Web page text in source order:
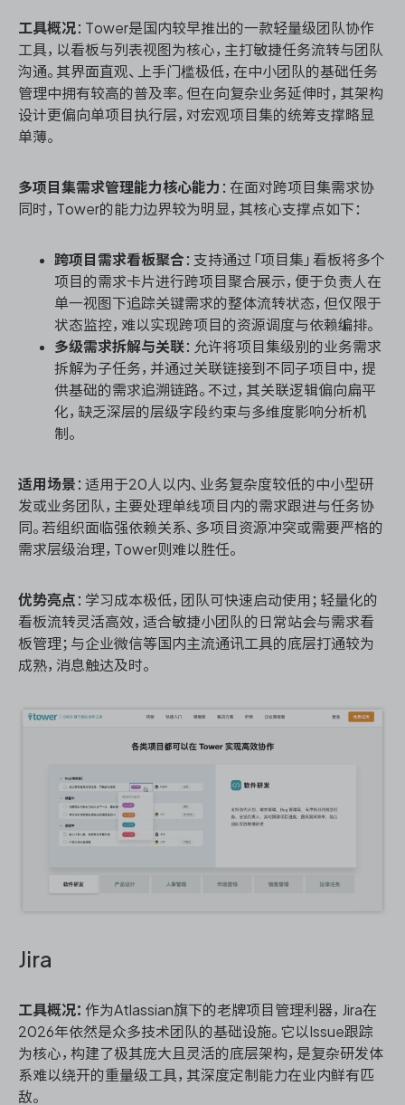
工具概况：Tower是国内较早推出的一款轻量级团队协作
工具，以看板与列表视图为核心，主打敏捷任务流转与团队
沟通。其界面直观、上手门槛极低，在中小团队的基础任务
管理中拥有较高的普及率。但在向复杂业务延伸时，其架构
设计更偏向单项目执行层，对宏观项目集的统筹支撑略显
单薄。
多项目集需求管理能力核心能力 ：在面对跨项目集需求协
同时，Tower的能力边界较为明显，其核心支撑点如下：
跨项目需求看板聚合 ：支持通过「项目集」看板将多个
项目的需求卡片进行跨项目聚合展示，便于负责人在
单一视图下追踪关键需求的整体流转状态，但仅限于
状态监控，难以实现跨项目的资源调度与依赖编排。
多级需求拆解与关联：允许将项目集级别的业务需求
拆解为子任务，并通过关联链接到不同子项目中，提
供基础的需求追溯链路。不过，其关联逻辑偏向扁平
化，缺乏深层的层级字段约束与多维度影响分析机
制。
适用场景 ：适用于20人以内、业务复杂度较低的中小型研
发或业务团队，主要处理单线项目内的需求跟进与任务协
同。若组织面临强依赖关系、多项目资源冲突或需要严格的
需求层级治理，Tower则难以胜任。
优势亮点 ：学习成本极低，团队可快速启动使用；轻量化的
看板流转灵活高效，适合敏捷小团队的日常站会与需求看
板管理；与企业微信等国内主流通讯工具的底层打通较为
成熟，消息触达及时。
Jira
工具概况： 作为Atlassian旗下的老牌项目管理利器，Jira在
2026年依然是众多技术团队的基础设施。它以Issue跟踪
为核心，构建了极其庞大且灵活的底层架构，是复杂研发体
系难以绕开的重量级工具，其深度定制能力在业内鲜有匹
敌。